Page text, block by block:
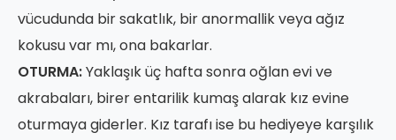
vücudunda bir sakatlık, bir anormallik veya ağız
kokusu var mı, ona bakarlar.
OTURMA:Yaklaşık üç hafta sonra oğlan evi ve
akrabaları, birer entarilik kumaş alarak kız evine
oturmaya giderler. Kız tarafı ise bu hediyeye karşılık